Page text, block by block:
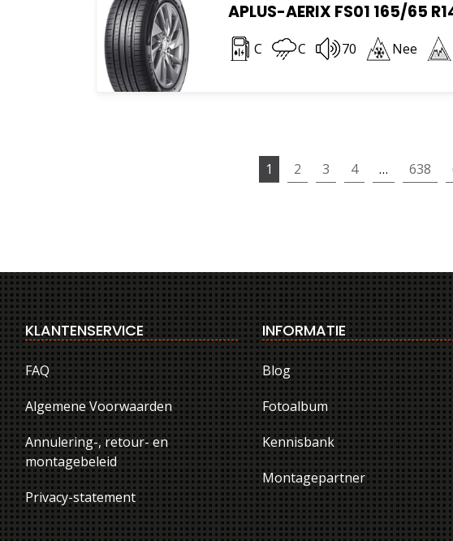
APLUS-AERIX FS01 165/65
C C 70 Nee
1 2 3 4 … 638
KLANTENSERVICE
FAQ
Algemene Voorwaarden
Annulering-, retour- en
montagebeleid
Privacy-statement
INFORMATIE
Blog
Fotoalbum
Kennisbank
Montagepartner